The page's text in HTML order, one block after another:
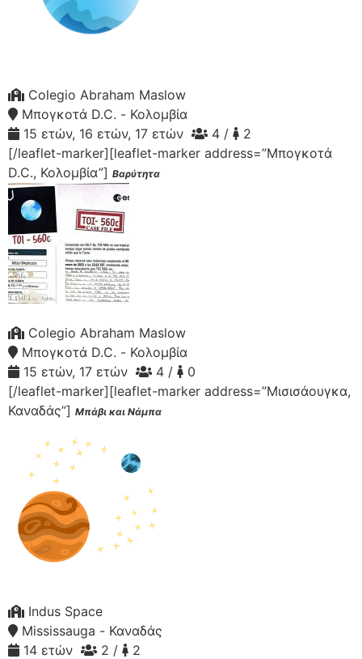
Colegio Abraham Maslow
Μπογκοτά D.C. - Κολομβία
15 ετών, 16 ετών, 17 ετών
4 /
2
[/leaflet-marker][leaflet-marker address=”Μπογκοτά
D.C., Κολομβία”] Βαρύτητα
Colegio Abraham Maslow
Μπογκοτά D.C. - Κολομβία
15 ετών, 17 ετών
4 /
0
[/leaflet-marker][leaflet-marker address=”Μισισάουγκα,
Καναδάς”] Μπάβι και Νάμπα
Indus Space
Mississauga - Καναδάς
14 ετών
2 /
2